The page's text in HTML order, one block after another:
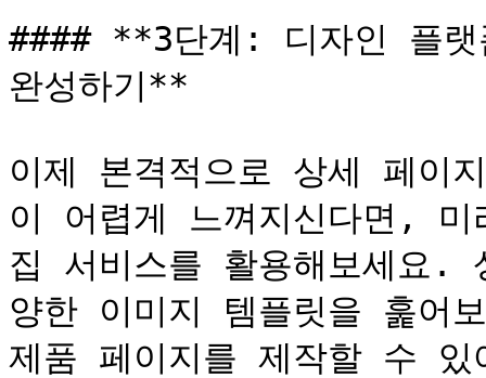
#### **3단계: 디자인 플랫
완성하기**
이제 본격적으로 상세 페이
이 어렵게 느껴지신다면,
집 서비스를 활용해보세요.
양한 이미지 템플릿을 훑어
제품 페이지를 제작할 수